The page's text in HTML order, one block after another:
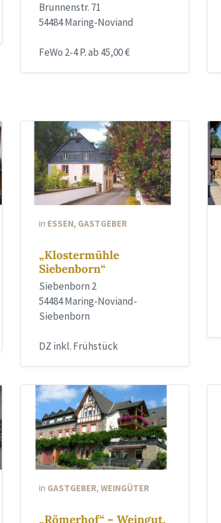
Brunnenstr. 71
54484 Maring-Noviand
FeWo 2-4 P. ab 45,00 €
in ESSEN, GASTGEBER
„Klostermühle
Siebenborn“
Siebenborn 2
54484 Maring-Noviand-
Siebenborn
DZ inkl. Frühstück
in GASTGEBER, WEINGÜTER
„Römerhof“ – Weingut,